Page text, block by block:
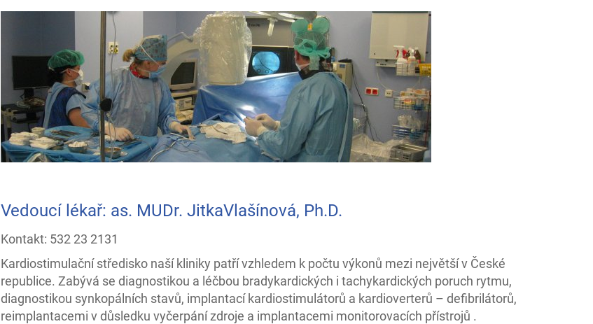
Vedoucí lékař: as. MUDr. JitkaVlašínová, Ph.D.
Kontakt: 532 23 2131
Kardiostimulační středisko naší kliniky patří vzhledem k počtu výkonů mezi největší v České
republice. Zabývá se diagnostikou a léčbou bradykardických i tachykardických poruch rytmu,
diagnostikou synkopálních stavů, implantací kardiostimulátorů a kardioverterů – defibrilátorů,
reimplantacemi v důsledku vyčerpání zdroje a implantacemi monitorovacích přístrojů .